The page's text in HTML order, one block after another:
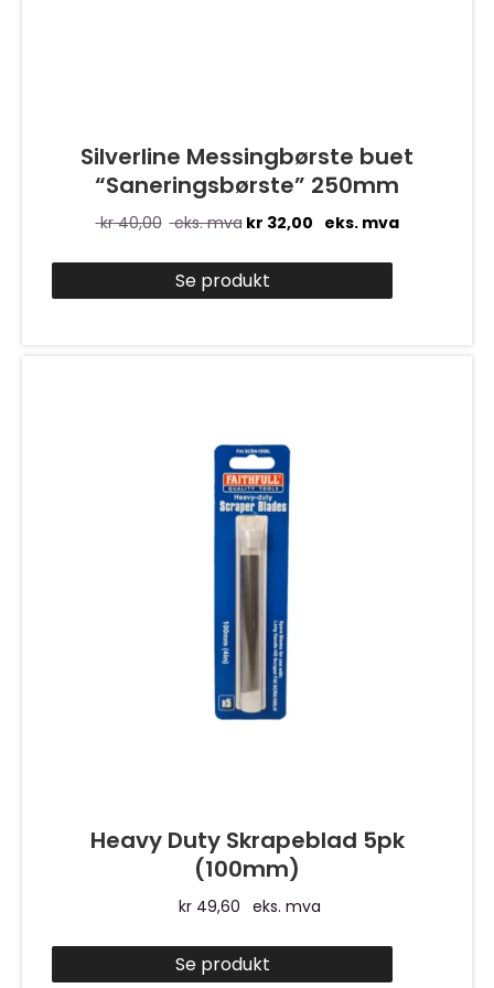
Silverline Messingbørste buet
“Saneringsbørste” 250mm
kr40,00 eks. mva kr 32,00 eks. mva
Se produkt
Heavy Duty Skrapeblad 5pk
(100mm)
kr49,60 eks. mva
Se produkt